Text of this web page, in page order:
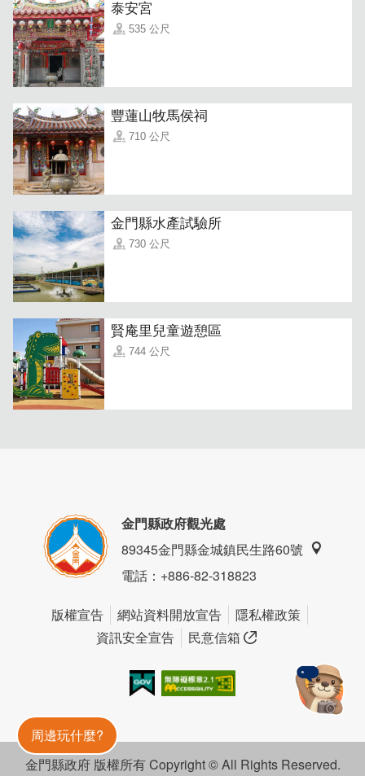
泰安宮
535 公尺
豐蓮山牧馬侯祠
710 公尺
金門縣水產試驗所
730 公尺
賢庵里兒童遊憩區
744 公尺
金門縣政府觀光處
89345金門縣金城鎮民生路60號
電話：+886-82-318823
版權宣告 網站資料開放宣告
隱私權政策
資訊安全宣告
民意信箱
金門縣政府 版權所有 Copyright © All Rights Reserved.
周邊玩什麼?